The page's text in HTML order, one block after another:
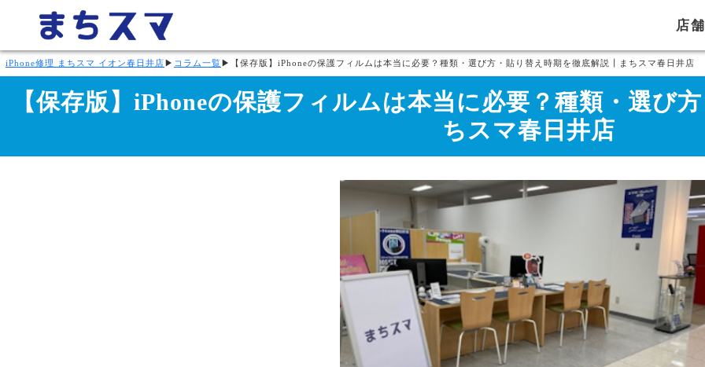
店
iPhone修理 まちスマ イオン春日井店 ▶ コラム一覧 ▶ 【保存版】iPhoneの保護フィルムは本当に必要？種類・選び方・貼り替え時期を徹底解説┃まちスマ春日井店
【保存版】iPhoneの保護フィルムは本当に必要？種類・選び
ちスマ春日井店